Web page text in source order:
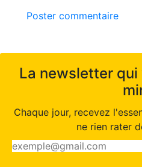
Poster commentaire
La newsletter
Chaque jour, recevez
ne rien rater